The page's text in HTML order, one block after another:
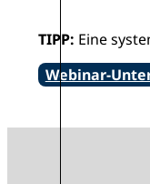
TIPP: Eine
Webinar-